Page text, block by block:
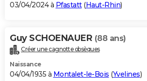
03/04/2024 à Pfastatt(Haut-Rhin)
Guy SCHOENAUER (88 ans)
Créer une cagnotte obsèques
Naissance
04/04/1935 à Montalet-le-Bois (Yvelines)